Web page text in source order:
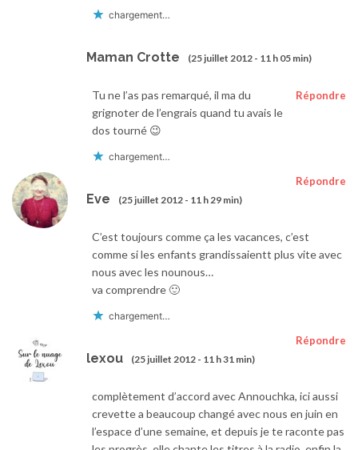
chargement…
Maman Crotte (25 juillet 2012 - 11 h 05 min)
Répondre
Tu ne l’as pas remarqué, il ma du
grignoter de l’engrais quand tu avais le
dos tourné 😉
chargement…
Eve (25 juillet 2012 - 11 h 29 min)
Répondre
C’est toujours comme ça les vacances, c’est
comme si les enfants grandissaientt plus vite avec
nous avec les nounous…
va comprendre 🙂
chargement…
lexou (25 juillet 2012 - 11 h 31 min)
Répondre
complètement d’accord avec Annouchka, ici aussi
crevette a beaucoup changé avec nous en juin en
l’espace d’une semaine, et depuis je te raconte pas